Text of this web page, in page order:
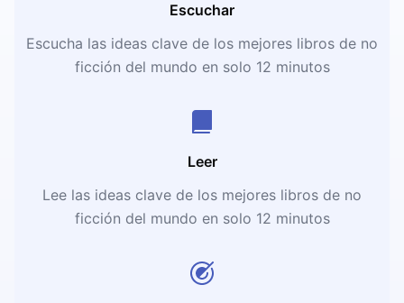
Escuchar
Escucha las ideas clave de los mejores libros de no
ficción del mundo en solo 12 minutos
Leer
Lee las ideas clave de los mejores libros de no
ficción del mundo en solo 12 minutos